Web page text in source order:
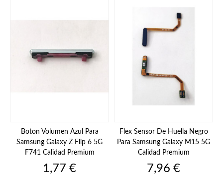
Boton Volumen Azul Para
Samsung Galaxy Z Flip 6 5G
F741 Calidad Premium
Precio
1,77 €
Flex Sensor De Huella Negro
Para Samsung Galaxy M15 5G
Calidad Premium
Precio
7,96 €